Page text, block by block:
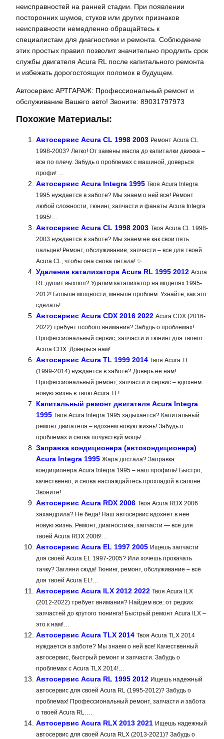
неисправностей на ранней стадии. При появлении
посторонних шумов, стуков или других признаков
неисправности немедленно обращайтесь к
специалистам для диагностики и ремонта. Соблюдение
этих простых правил позволит значительно продлить срок
службы двигателя Acura RL после капитального ремонта
и избежать дорогостоящих поломок в будущем.
Автосервис АРТГАРАЖ: Профессиональный ремонт и
обслуживание Вашего авто! Звоните: 89031797973
Похожие Материалы:
Автосервис Acura CL 1998 2003 Ремонт Acura CL
1998-2003? Легко! От замены масла до капиталки движка –
все по плечу. Забудь о проблемах с машиной, доверься
профи! …
Автосервис Acura Integra 1995 Твоя Acura Integra
1995 нуждается в заботе? Мы знаем о ней все! Ремонт
любой сложности, тюнинг, запчасти и фанаты Acura Integra
1995!…
Автосервис Acura CL 1998 2003 Твоя Acura CL 1998-
2003 нуждается в заботе? Мы знаем ее как свои пять
пальцев! Ремонт, обслуживание, запчасти – все для твоей
Acura CL, чтобы она снова летала! ✨…
Удаление катализатора Acura RL 1995 2012 Acura
RL душит выхлоп? Удалим катализатор на моделях 1995-
2012! Больше мощности, меньше проблем. Узнайте, как это
сделать!…
Автосервис Acura CDX 2016 2022 Acura CDX (2016-
2022) требует особого внимания? Забудь о проблемах!
Профессиональный сервис, запчасти и тюнинг для твоего
Acura CDX. Доверься нам!…
Автосервис Acura TL 1999 2014 Твоя Acura TL
(1999-2014) нуждается в заботе? Доверь ее нам!
Профессиональный ремонт, запчасти и сервис – вдохнем
новую жизнь в твою Acura TL!…
Капитальный ремонт двигателя Acura Integra
1995 Твоя Acura Integra 1995 задыхается? Капитальный
ремонт двигателя – вдохнем новую жизнь! Забудь о
проблемах и снова почувствуй мощь!…
Заправка кондиционера (автокондиционера)
Acura Integra 1995 Жара достала? Заправка
кондиционера Acura Integra 1995 – наш профиль! Быстро,
качественно, и снова наслаждайтесь прохладой в салоне.
Звоните!…
Автосервис Acura RDX 2006 Твоя Acura RDX 2006
захандрила? Не беда! Наш автосервис вдохнет в нее
новую жизнь. Ремонт, диагностика, запчасти — все для
твоей Acura RDX 2006!…
Автосервис Acura EL 1997 2005 Ищешь запчасти
для своей Acura EL 1997-2005? Или хочешь прокачать
тачку? Загляни сюда! Тюнинг, ремонт, обслуживание – всё
для твоей Acura EL!…
Автосервис Acura ILX 2012 2022 Твоя Acura ILX
(2012-2022) требует внимания? Найдем все: от редких
запчастей до крутого тюнинга! Быстрый ремонт Acura ILX –
это к нам!…
Автосервис Acura TLX 2014 Твоя Acura TLX 2014
нуждается в заботе? Мы знаем о ней все! Качественный
автосервис, быстрый ремонт и запчасти. Забудь о
проблемах с Acura TLX 2014!…
Автосервис Acura RL 1995 2012 Ищешь надежный
автосервис для своей Acura RL (1995-2012)? Забудь о
проблемах! Профессиональный ремонт, запчасти и забота
о твоей Acura RL….
Автосервис Acura RLX 2013 2021 Ищешь надежный
автосервис для своей Acura RLX (2013-2021)? Забудь о